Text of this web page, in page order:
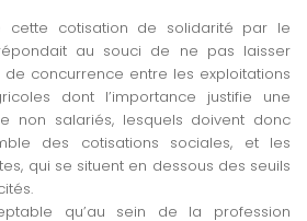
cotisation de solidarité par le
au souci de ne pas laisser
de concurrence entre les exploitations
dont l’importance justifie une
non salariés, lesquels doivent donc
des cotisations sociales, et les
qui se situent en dessous des seuils
qu’au sein de la profession